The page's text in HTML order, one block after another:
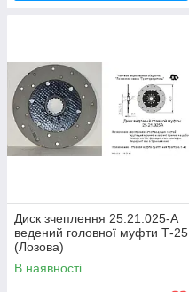
Диск зчеплення 25.21.025-А
ведений головної муфти Т-25
(Лозова)
В наявності